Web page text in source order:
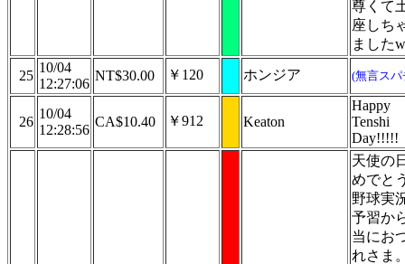
尊くて
座しち
ましたw
25
10/04
12:27:06
NT$30.00 ￥120 ホンジア (無言スパ
26
10/04
12:28:56
CA$10.40 ￥912 Keaton
Happy
Tenshi
Day!!!!!
天使の
めでと
野球実
予習か
当にお
れさま